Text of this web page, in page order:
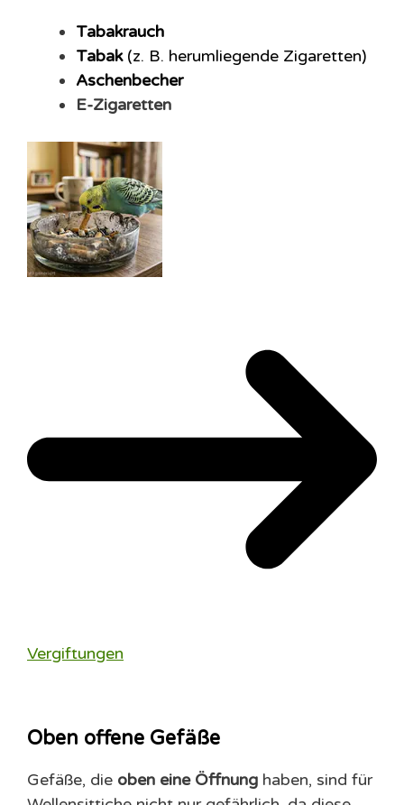
Tabakrauch
Tabak (z. B. herumliegende Zigaretten)
Aschenbecher
E-Zigaretten
Vergiftungen
Oben offene Gefäße
Gefäße, die oben eine Öffnung haben, sind für